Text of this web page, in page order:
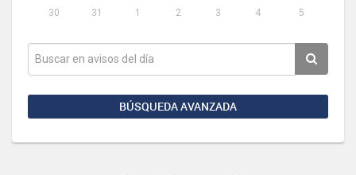
30
31 1 2 3 4 5
BÚSQUEDA AVANZADA